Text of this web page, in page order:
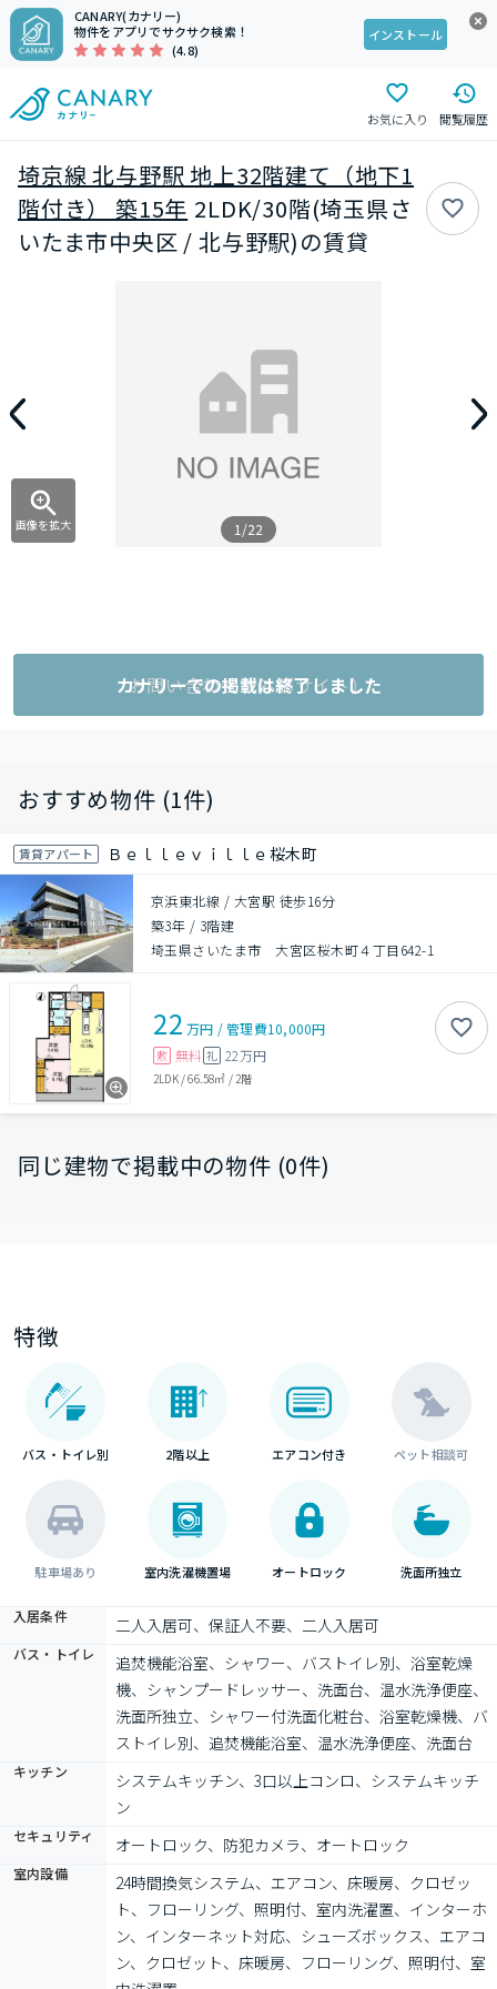
CANARY(カナリー)
物件をアプリでサクサク検索！
(4.8)
インストール
お気に入り 閲覧履歴
埼京線 北与野駅 地上32階建て（地下1
階付き） 築15年 2LDK/30階(埼玉県さ
いたま市中央区 / 北与野駅)の賃貸
画像を拡大 1/22
お問い合わせ（外部サイト）
カナリーでの掲載は終了しました
おすすめ物件 (1件)
賃貸アパート Ｂｅｌｌｅｖｉｌｌｅ桜木町
京浜東北線 / 大宮駅 徒歩16分
築3年 / 3階建
埼玉県さいたま市 大宮区桜木町４丁目642-1
22 万円 /管理費10,000円
敷 無料 礼 22万円
2LDK/66.58㎡ / 2階
同じ建物で掲載中の物件 (0件)
特徴
バス・トイレ別 2階以上 エアコン付き ペット相談可
駐車場あり 室内洗濯機置場 オートロック 洗面所独立
入居条件 二人入居可、保証人不要、二人入居可
バス・トイレ
追焚機能浴室、シャワー、バストイレ別、浴室乾燥
機、シャンプードレッサー、洗面台、温水洗浄便座、
洗面所独立、シャワー付洗面化粧台、浴室乾燥機、バ
ストイレ別、追焚機能浴室、温水洗浄便座、洗面台
キッチン
システムキッチン、3口以上コンロ、システムキッチ
ン
セキュリティ オートロック、防犯カメラ、オートロック
室内設備
24時間換気システム、エアコン、床暖房、クロゼッ
ト、フローリング、照明付、室内洗濯置、インターホ
ン、インターネット対応、シューズボックス、エアコ
ン、クロゼット、床暖房、フローリング、照明付、室